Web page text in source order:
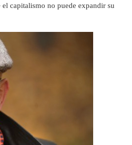
el capitalismo no puede expandir su